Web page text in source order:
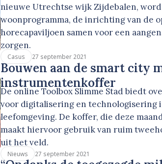
nieuwe Utrechtse wijk Zijdebalen,
woonprogramma, de inrichting van de
horecapaviljoen samen voor een
zorgen.
Casus 27 september 2021
Bouwen aan de smart city
instrumentenkoffer
De online Toolbox Slimme Stad biedt
voor digitalisering en technologisering
leefomgeving. De koffer, die deze
maakt hiervoor gebruik van ruim
uit het veld.
Nieuws 27 september 2021